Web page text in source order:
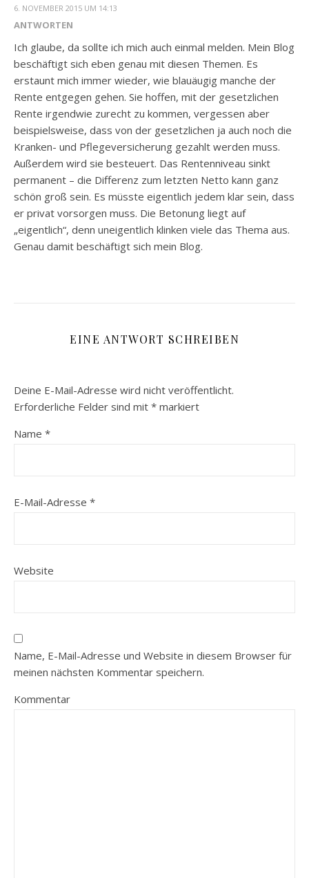
6. NOVEMBER 2015 UM 14:13
ANTWORTEN
Ich glaube, da sollte ich mich auch einmal melden. Mein Blog
beschäftigt sich eben genau mit diesen Themen. Es
erstaunt mich immer wieder, wie blauäugig manche der
Rente entgegen gehen. Sie hoffen, mit der gesetzlichen
Rente irgendwie zurecht zu kommen, vergessen aber
beispielsweise, dass von der gesetzlichen ja auch noch die
Kranken- und Pflegeversicherung gezahlt werden muss.
Außerdem wird sie besteuert. Das Rentenniveau sinkt
permanent – die Differenz zum letzten Netto kann ganz
schön groß sein. Es müsste eigentlich jedem klar sein, dass
er privat vorsorgen muss. Die Betonung liegt auf
„eigentlich“, denn uneigentlich klinken viele das Thema aus.
Genau damit beschäftigt sich mein Blog.
EINE ANTWORT SCHREIBEN
Deine E-Mail-Adresse wird nicht veröffentlicht.
Erforderliche Felder sind mit * markiert
Name *
E-Mail-Adresse *
Website
Name, E-Mail-Adresse und Website in diesem Browser für
meinen nächsten Kommentar speichern.
Kommentar